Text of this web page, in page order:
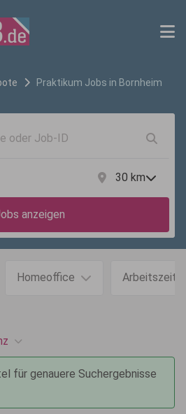
Praktikum Jobs in Bornheim
30 km
anzeigen
Homeoffice Arbeitszeit
für genauere Suchergebnisse